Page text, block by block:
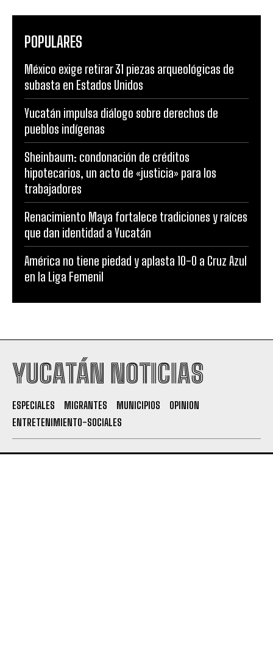
POPULARES
México exige retirar 31 piezas arqueológicas de
subasta en Estados Unidos
Yucatán impulsa diálogo sobre derechos de
pueblos indígenas
Sheinbaum: condonación de créditos
hipotecarios, un acto de «justicia» para los
trabajadores
Renacimiento Maya fortalece tradiciones y raíces
que dan identidad a Yucatán
América no tiene piedad y aplasta 10-0 a Cruz Azul
en la Liga Femenil
YUCATÁN NOTICIAS
ESPECIALES MIGRANTES MUNICIPIOS
OPINION
ENTRETENIMIENTO-SOCIALES